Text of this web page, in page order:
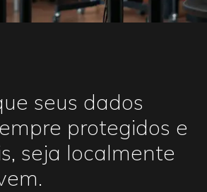
seus dados
protegidos e
seja localmente